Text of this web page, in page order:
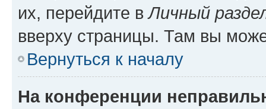
их, перейдите вЛичный
вверху страницы. Там вы
Вернуться к началу
На конференции